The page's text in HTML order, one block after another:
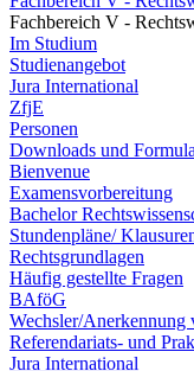
Fachbereich V -
Im Studium
Studienangebot
Jura International
ZfjE
Personen
Downloads und
Bienvenue
Examensvorbereitung
Bachelor
Stundenpläne/
Rechtsgrundlagen
Häufig gestellte Fragen
BAföG
Wechsler/Anerkennung
Referendariats- und
Jura International